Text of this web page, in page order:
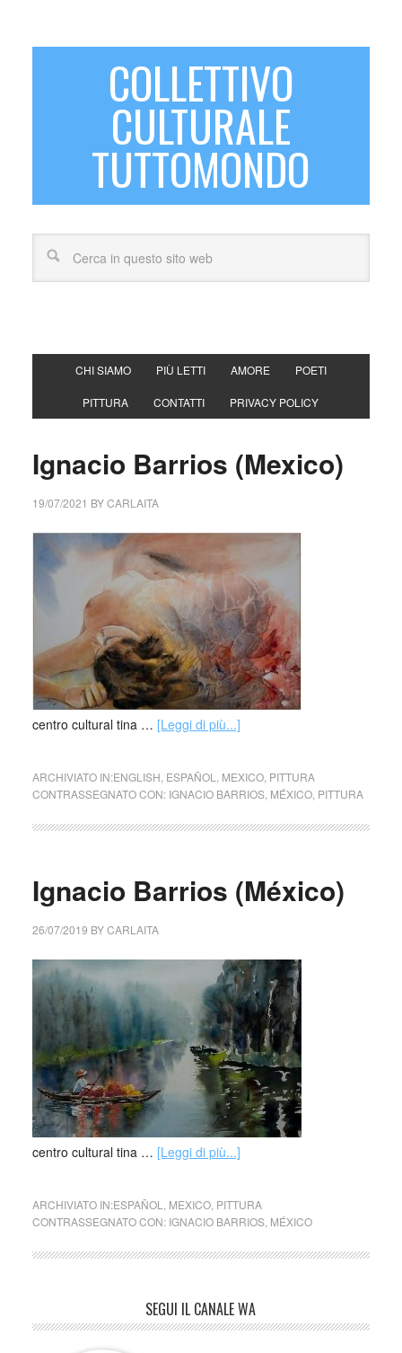
COLLETTIVO
CULTURALE
TUTTOMONDO
CHI SIAMO PIÙ LETTI AMORE POETI
PITTURA CONTATTI PRIVACY POLICY
Ignacio Barrios (Mexico)
19/07/2021 BYCARLAITA
centro cultural tina … [Leggi di più...]
ARCHIVIATO IN:ENGLISH ESPAÑOL MEXICO, PITTURA
CONTRASSEGNATO CON: IGNACIO BARRIOS, MÉXICO, PITTURA
Ignacio Barrios (México)
26/07/2019 BYCARLAITA
centro cultural tina … [Leggi di più...]
ARCHIVIATO IN:ESPAÑOL MEXICO, PITTURA
CONTRASSEGNATO CON: IGNACIO BARRIOS, MÉXICO
SEGUI IL CANALE WA